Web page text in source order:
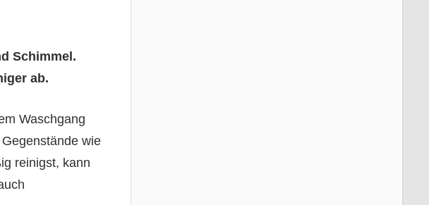
Schimmel.
ab.
Waschgang
wie
reinigst, kann